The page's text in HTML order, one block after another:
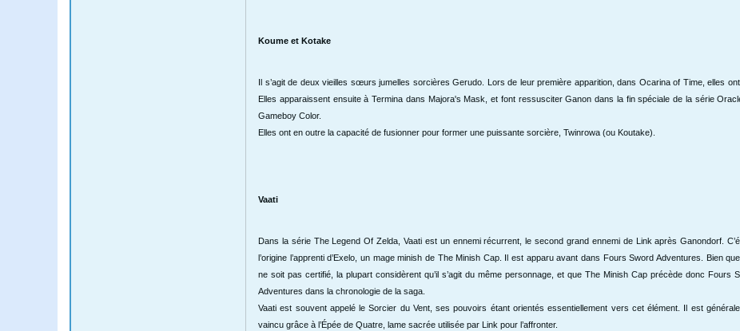
Koume et Kotake
Il s’agit de deux vieilles sœurs jumelles sorcières Gerudo. Lors de leur première apparition, dans Ocarina of Time, elles ont
Elles apparaissent ensuite à Termina dans Majora's Mask, et font ressusciter Ganon dans la fin spéciale de la série
Gameboy Color.
Elles ont en outre la capacité de fusionner pour former une puissante sorcière, Twinrowa (ou Koutake).
Vaati
Dans la série The Legend Of Zelda, Vaati est un ennemi récurrent, le second grand ennemi de Link après Ganondorf.
l’origine l’apprenti d’Exelo, un mage minish de The Minish Cap. Il est apparu avant dans Fours Sword Adventures. Bien
ne soit pas certifié, la plupart considèrent qu’il s’agit du même personnage, et que The Minish Cap précède donc Fours
Adventures dans la chronologie de la saga.
Vaati est souvent appelé le Sorcier du Vent, ses pouvoirs étant orientés essentiellement vers cet élément. Il est
vaincu grâce à l’Épée de Quatre, lame sacrée utilisée par Link pour l’affronter.